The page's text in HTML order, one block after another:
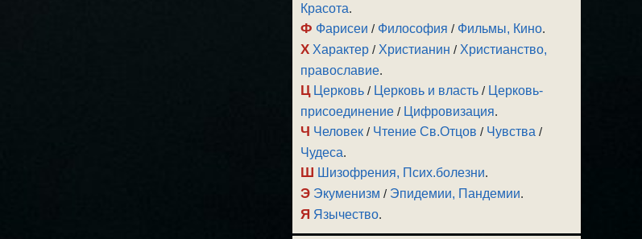
Красота.
Ф Фарисеи / Философия / Фильмы, Кино.
Х Характер / Христианин / Христианство,
православие.
Ц Церковь / Церковь и власть / Церковь-
присоединение / Цифровизация.
Ч Человек / Чтение Св.Отцов / Чувства /
Чудеса.
Ш Шизофрения, Псих.болезни.
Э Экуменизм / Эпидемии, Пандемии.
Я Язычество.